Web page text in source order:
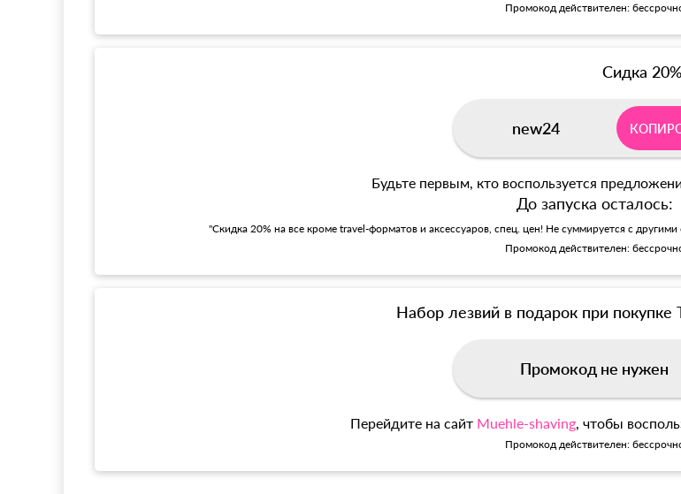
Промокод действителен:
Сидка 20%
new24
Будьте первым, кто воспользуется
До запуска осталось:
"Скидка 20% на все кроме travel-форматов и аксессуаров, спец. цен! Не суммируется с
Промокод действителен:
Набор лезвий в подарок при
Промокод не нужен
Перейдите на сайт Muehle-shaving, чтобы
Промокод действителен: